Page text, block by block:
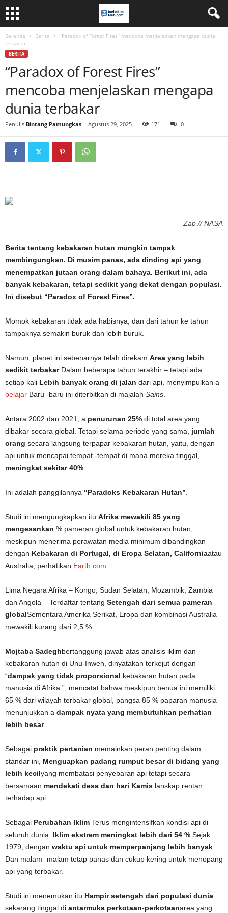
Beranda Berita
“Paradox of Forest Fires” mencoba menjelaskan mengapa dunia
terbakar
BERITA
“Paradox of Forest Fires”
mencoba menjelaskan mengapa
dunia terbakar
Penulis Bintang Pamungkas - Agustus 29, 2025 171 0
Zap // NASA
Berita tentang kebakaran hutan mungkin tampak
membingungkan. Di musim panas, ada dinding api yang
menempatkan jutaan orang dalam bahaya. Berikut ini, ada
banyak kebakaran, tetapi sedikit yang dekat dengan populasi.
Ini disebut “Paradox of Forest Fires”.
Momok kebakaran tidak ada habisnya, dan dari tahun ke tahun
tampaknya semakin buruk dan lebih buruk.
Namun, planet ini sebenarnya telah direkam Area yang lebih
sedikit terbakarDalam beberapa tahun terakhir – tetapi ada
setiap kali Lebih banyak orang di jalan dari api, menyimpulkan a
belajar Baru -baru ini diterbitkan di majalah Sains
Antara 2002 dan 2021, a penurunan 25% di total area yang
dibakar secara global. Tetapi selama periode yang sama, jumlah
orang secara langsung terpapar kebakaran hutan, yaitu, dengan
api untuk mencapai tempat -tempat di mana mereka tinggal,
meningkat sekitar 40%
Ini adalah panggilannya “Paradoks Kebakaran Hutan”
Studi ini mengungkapkan itu Afrika mewakili 85 yang
mengesankan % pameran global untuk kebakaran hutan,
meskipun menerima perawatan media minimum dibandingkan
dengan Kebakaran di Portugal, di Eropa Selatan, Californiaatau
Australia, perhatikan Earth.com
Lima Negara Afrika – Kongo, Sudan Selatan, Mozambik, Zambia
dan Angola – Terdaftar tentang Setengah dari semua pameran
globalSementara Amerika Serikat, Eropa dan kombinasi Australia
mewakili kurang dari 2,5 %.
Mojtaba Sadeghbertanggung jawab atas analisis iklim dan
kebakaran hutan di Unu-Inweh, dinyatakan terkejut dengan
“dampak yang tidak proporsional kebakaran hutan pada
manusia di Afrika ”, mencatat bahwa meskipun benua ini memiliki
65 % dari wilayah terbakar global, pangsa 85 % paparan manusia
menunjukkan a dampak nyata yang membutuhkan perhatian
lebih besar.
Sebagai praktik pertanian memainkan peran penting dalam
standar ini, Menguapkan padang rumput besar di bidang yang
lebih kecilyang membatasi penyebaran api tetapi secara
bersamaan mendekati desa dan hari Kamis lanskap rentan
terhadap api.
Sebagai Perubahan Iklim Terus mengintensifkan kondisi api di
seluruh dunia. Iklim ekstrem meningkat lebih dari 54 % Sejak
1979, dengan waktu api untuk memperpanjang lebih banyak
Dan malam -malam tetap panas dan cukup kering untuk menopang
api yang terbakar.
Studi ini menemukan itu Hampir setengah dari populasi dunia
sekarang tinggal di antarmuka perkotaan-perkotaanarea yang